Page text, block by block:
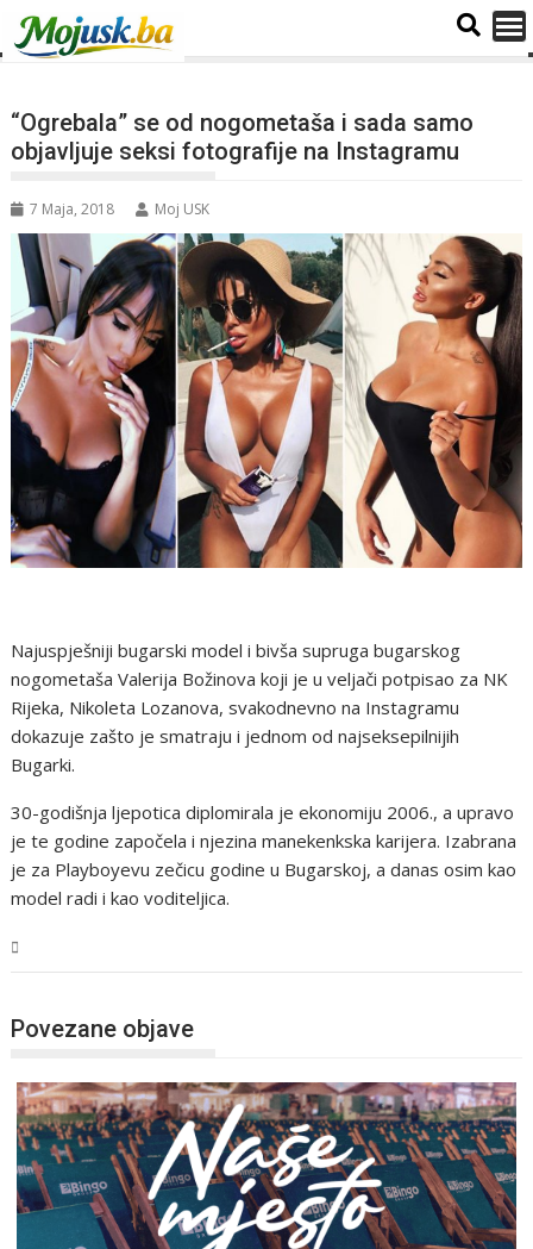
“Ogrebala” se od nogometaša i sada samo
objavljuje seksi fotografije na Instagramu
7 Maja, 2018 Moj USK
Najuspješniji bugarski model i bivša supruga bugarskog
nogometaša Valerija Božinova koji je u veljači potpisao za NK
Rijeka, Nikoleta Lozanova, svakodnevno na Instagramu
dokazuje zašto je smatraju i jednom od najseksepilnijih
Bugarki.
30-godišnja ljepotica diplomirala je ekonomiju 2006., a upravo
je te godine započela i njezina manekenkska karijera. Izabrana
je za Playboyevu zečicu godine u Bugarskoj, a danas osim kao
model radi i kao voditeljica.
Povezane objave